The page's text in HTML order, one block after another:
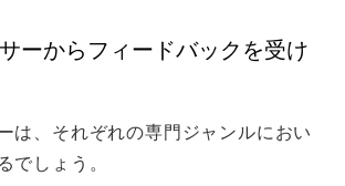
ーからフィードバックを受け
は、それぞれの専門ジャンルにおい
でしょう。